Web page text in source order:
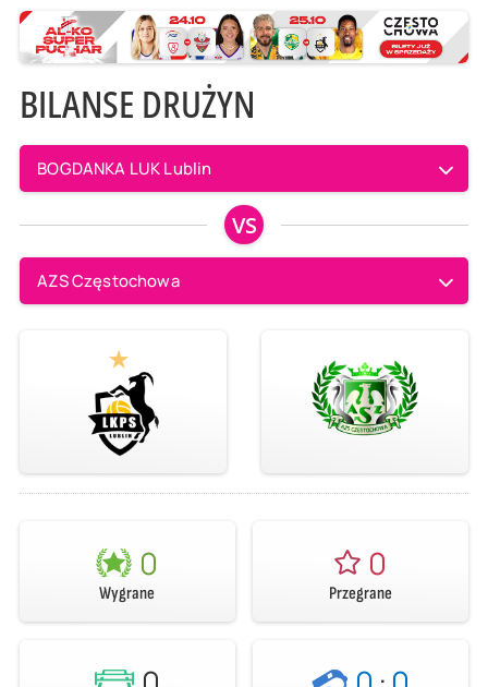
BILANSE DRUŻYN
BOGDANKA LUK Lublin
VS
AZS Częstochowa
0
Wygrane
0
Przegrane